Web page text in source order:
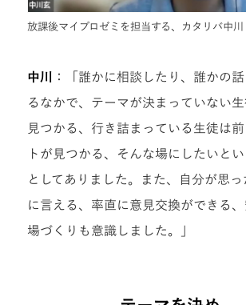
放課後マイプロゼミを担当する、カタリバ中川
中川
：「誰かに相談したり、誰かの
るなかで、テーマが決まっていない
見つかる、行き詰まっている生徒は
トが見つかる、そんな場にしたいと
としてありました。また、自分が思
に言える、率直に意見交換ができる
場づくりも意識しました。」